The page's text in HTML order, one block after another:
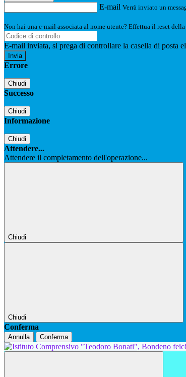
E-mail Verrà inviato un
Non hai una e-mail associata al nome utente? Effettua il reset
E-mail inviata, si prega di controllare la casella di posta
Errore
Chiudi
Successo
Chiudi
Informazione
Chiudi
Attendere...
Attendere il completamento dell'operazione...
Chiudi
Chiudi
Conferma
Annulla Conferma